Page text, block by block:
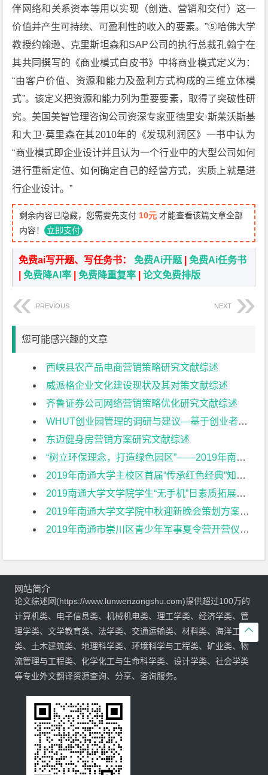
伴网络和关系资本等用以实现（创造、营销和交付）这一
价值并产生可持续、可盈利性的收入的要素。”⑤哈佛大学
教授约翰逊、克里斯坦森和SAP公司的执行总裁孔翰宁在
其共同撰写的《商业模式白皮书》中将商业模式定义为：
“由客户价值、资源和能力及盈利方式构成的三维立体模
式”。该定义把资源和能力列为重要要素，取得了突破性研
究。美国美智管理咨询公司资深专家亚德里安·斯莱沃斯基
和大卫·莫里森在其2010年的《发现利润区》一书中认为
“商业模式即企业设计并且认为一个行业中的大型公司如何
进行重新定位、如何确定自己的经营方式，实质上就是进
行企业设计。”
剩余内容已隐藏，您需要先支付 10元 才能查看该篇文章全部
内容！ 立即支付
免费ai写开题、写任务书：免费Ai开题 |免费Ai任务书
|免费降AI率 |免费降重复率 |论文免费排版
PREVIOUS NEXT
您可能感兴趣的文章
西峡县农产品电商营销策略研究文献综述
威派格企业文化建设现状及其对策文献综述
齐鲁证券公司网络营销策略优化研究文献综述
WHUT创业园管理的调研与建议—基于创业者视角文献综述
东迈健身房营销方案研究文献综述
“树立环保理念，打造绿色园区”——2019年南通大学第六园区垃圾分类环保公益周活动策划方案文献综述
2019年南通大学主校区首届“传承红色经典”知识竞赛活动策划方案文献综述
2019南通大学文学院学生“无手机”日素质拓展活动策划方案文献综述
2019年南通大学文学院中秋迎新晚会策划方案文献综述
2019年南通市崇川区青少年军事夏令营开营仪式策划方案文献综述

网站简介
论文综述网(https://www.lunwenzongshu.com)提供超过100万的
计算机类、电子信息类、机械机电类、理工学类、经济学类、管
理学类、文学教育类、法学类、交通运输类、材料类、海洋工程
类、土木建筑类、地理科学类、环境科学与工程类、矿业类、物
流管理与工程类、化学化工与生命科学类、设计学类、社会学类
等专业外文翻译资源查询、分享、咨询服务。